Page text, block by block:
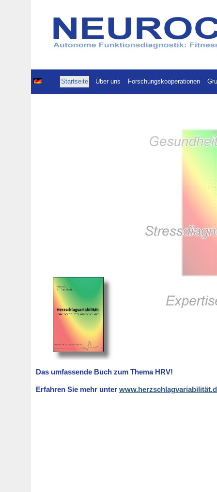
Startseite Über uns Forschungskooperationen
Das umfassende Buch zum Thema HRV!
Erfahren Sie mehr unter